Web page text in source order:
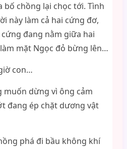
bố chồng lại chọc tới. Tình
này làm cả hai cứng đơ,
đang nằm giữa hai
mặt Ngọc đỏ bừng lên…
con…
muốn dừng vì ông cảm
đang ép chặt dương vật
phá đi bầu không khí